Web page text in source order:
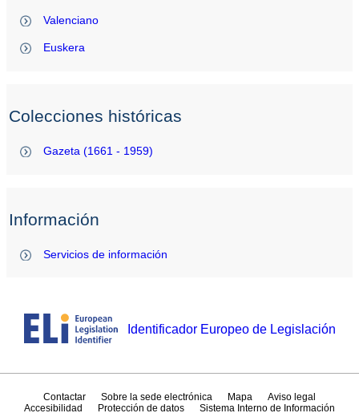
Valenciano
Euskera
Colecciones históricas
Gazeta (1661 - 1959)
Información
Servicios de información
Identificador Europeo de Legislación
Contactar Sobre la sede electrónica Mapa
Aviso legal
Accesibilidad
Protección de datos Sistema Interno de Información